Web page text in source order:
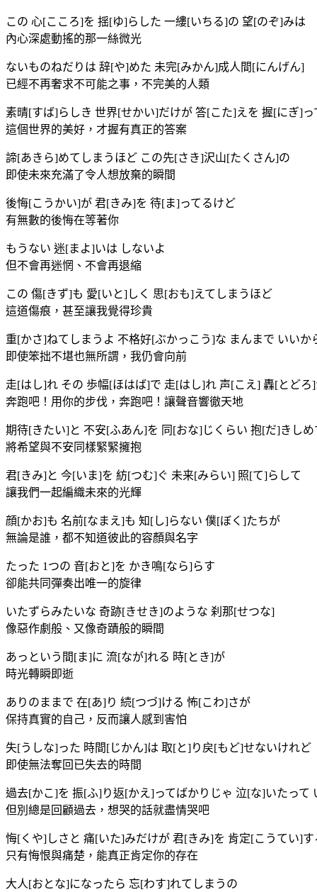
この 心[こころ]を 揺[ゆ]らした 一縷[いちる]の 望[のぞ]みは
內心深處動搖的那一絲微光
ないものねだりは 辞[や]めた 未完[みかん]成人間[にんげん]
已經不再奢求不可能之事，不完美的人類
素晴[すば]らしき 世界[せかい]だけが 答[こた]えを 握[にぎ]っ
這個世界的美好，才握有真正的答案
諦[あきら]めてしまうほど この先[さき]沢山[たくさん]の
即使未來充滿了令人想放棄的瞬間
後悔[こうかい]が 君[きみ]を 待[ま]ってるけど
有無數的後悔在等著你
もうない 迷[まよ]いは しないよ
但不會再迷惘、不會再退縮
この 傷[きず]も 愛[いと]しく 思[おも]えてしまうほど
這道傷痕，甚至讓我覺得珍貴
重[かさ]ねてしまうよ 不格好[ぶかっこう]な まんまで いいか
即使笨拙不堪也無所謂，我仍會向前
走[はし]れ その 歩幅[ほはば]で 走[はし]れ 声[こえ] 轟[とどろ
奔跑吧！用你的步伐，奔跑吧！讓聲音響徹天地
期待[きたい]と 不安[ふあん]を 同[おな]じくらい 抱[だ]きしめ
將希望與不安同樣緊緊擁抱
君[きみ]と 今[いま]を 紡[つむ]ぐ 未来[みらい] 照[て]らして
讓我們一起編織未來的光輝
顔[かお]も 名前[なまえ]も 知[し]らない 僕[ぼく]たちが
無論是誰，都不知道彼此的容顏與名字
たった 1つの 音[おと]を かき鳴[なら]らす
卻能共同彈奏出唯一的旋律
いたずらみたいな 奇跡[きせき]のような 刹那[せつな]
像惡作劇般、又像奇蹟般的瞬間
あっという間[ま]に 流[なが]れる 時[とき]が
時光轉瞬即逝
ありのままで 在[あ]り 続[つづ]ける 怖[こわ]さが
保持真實的自己，反而讓人感到害怕
失[うしな]った 時間[じかん]は 取[と]り戻[もど]せないけれど
即使無法奪回已失去的時間
過去[かこ]を 振[ふ]り返[かえ]ってばかりじゃ 泣[な]いたって
但別總是回顧過去，想哭的話就盡情哭吧
悔[くや]しさと 痛[いた]みだけが 君[きみ]を 肯定[こうてい]す
只有悔恨與痛楚，能真正肯定你的存在
大人[おとな]になったら 忘[わす]れてしまうの